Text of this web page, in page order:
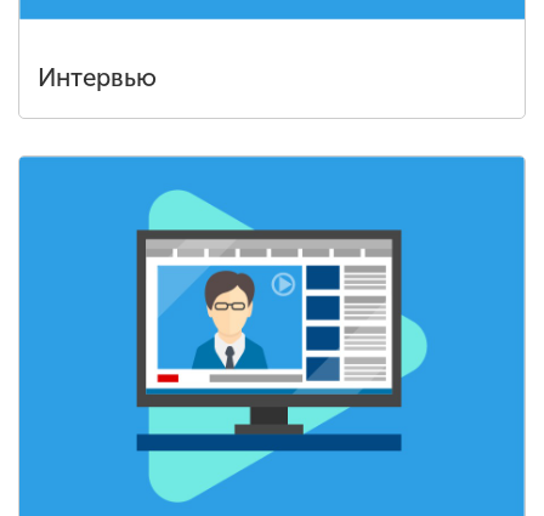
Интервью